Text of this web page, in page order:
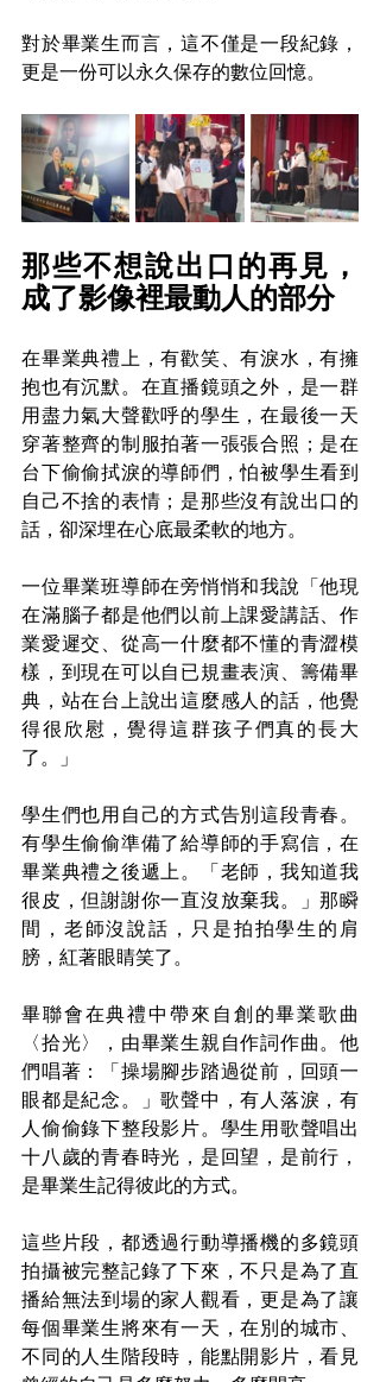
對於畢業生而言，這不僅是一段紀錄，
更是一份可以永久保存的數位回憶。
那些不想說出口的再見，
成了影像裡最動人的部分
在畢業典禮上，有歡笑、有淚水，有擁
抱也有沉默。在直播鏡頭之外，是一群
用盡力氣大聲歡呼的學生，在最後一天
穿著整齊的制服拍著一張張合照；是在
台下偷偷拭淚的導師們，怕被學生看到
自己不捨的表情；是那些沒有說出口的
話，卻深埋在心底最柔軟的地方。
一位畢業班導師在旁悄悄和我說「他現
在滿腦子都是他們以前上課愛講話、作
業愛遲交、從高一什麼都不懂的青澀模
樣，到現在可以自已規畫表演、籌備畢
典，站在台上說出這麼感人的話，他覺
得很欣慰，覺得這群孩子們真的長大
了。」
學生們也用自己的方式告別這段青春。
有學生偷偷準備了給導師的手寫信，在
畢業典禮之後遞上。「老師，我知道我
很皮，但謝謝你一直沒放棄我。」那瞬
間，老師沒說話，只是拍拍學生的肩
膀，紅著眼睛笑了。
畢聯會在典禮中帶來自創的畢業歌曲
〈拾光〉，由畢業生親自作詞作曲。他
們唱著：「操場腳步踏過從前，回頭一
眼都是紀念。」歌聲中，有人落淚，有
人偷偷錄下整段影片。學生用歌聲唱出
十八歲的青春時光，是回望，是前行，
是畢業生記得彼此的方式。
這些片段，都透過行動導播機的多鏡頭
拍攝被完整記錄了下來，不只是為了直
播給無法到場的家人觀看，更是為了讓
每個畢業生將來有一天，在別的城市、
不同的人生階段時，能點開影片，看見